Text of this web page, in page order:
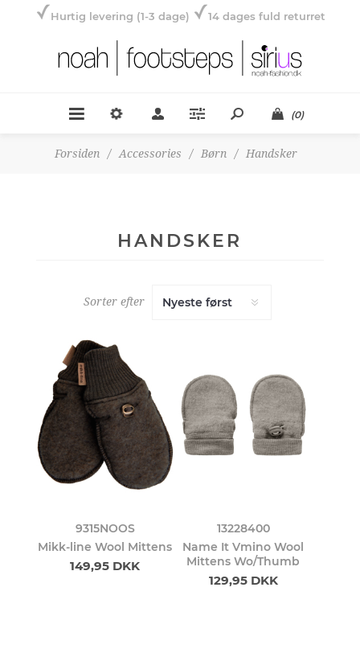
Hurtig levering (1-3 dage) 14 dages fuld returret
(0)
Forsiden / Accessories / Børn / Handsker
HANDSKER
Sorter efter
9315NOOS
Mikk-line Wool Mittens
149,95 DKK
13228400
Name It Vmino Wool
Mittens Wo/Thumb
129,95 DKK